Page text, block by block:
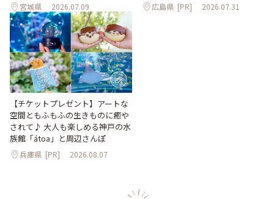
宮城県 2026.07.09 広島県 [PR] 2026.07.31
【チケットプレゼント】アートな
空間ともふもふの生きものに癒や
されて♪ 大人も楽しめる神戸の水
族館「átoa」と周辺さんぽ
兵庫県 [PR] 2026.08.07